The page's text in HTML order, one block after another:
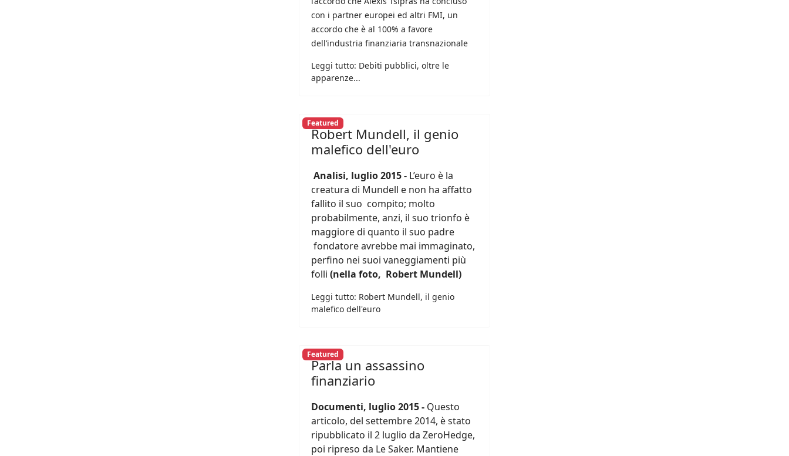
con i partner europei ed altri FMI, un
accordo che è al 100% a favore
dell’industria finanziaria transnazionale
Leggi tutto: Debiti pubblici, oltre le
apparenze...
Featured
Robert Mundell, il genio
malefico dell'euro
Analisi, luglio 2015 - L’euro è la
creatura di Mundell e non ha affatto
fallito il suo compito; molto
probabilmente, anzi, il suo trionfo è
maggiore di quanto il suo padre
fondatore avrebbe mai immaginato,
perfino nei suoi vaneggiamenti più
folli (nella foto, Robert Mundell)
Leggi tutto: Robert Mundell, il genio
malefico dell'euro
Featured
Parla un assassino
finanziario
Documenti, luglio 2015 - Questo
articolo, del settembre 2014, è stato
ripubblicato il 2 luglio da ZeroHedge,
poi ripreso da Le Saker. Mantiene